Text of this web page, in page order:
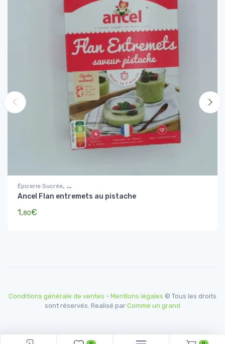
Épicerie Sucrée,
Sucres, Farines, coulis et préparations de gâteaux
Ancel Flan entremets au pistache
1,80€
Conditions générale de ventes - Mentions légales © Tous les droits
sont réservés. Realisé par Comme un grand